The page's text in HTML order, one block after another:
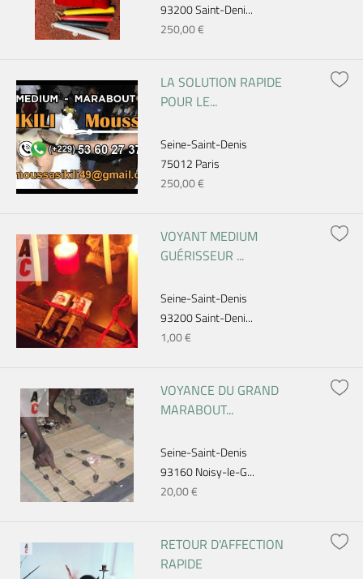
93200 Saint-Deni...
250,00 €
LA SOLUTION RAPIDE
POUR LE...
Seine-Saint-Denis
75012 Paris
250,00 €
VOYANT MEDIUM
GUÉRISSEUR ...
Seine-Saint-Denis
93200 Saint-Deni...
1,00 €
VOYANCE DU GRAND
MARABOUT...
Seine-Saint-Denis
93160 Noisy-le-G...
20,00 €
RETOUR D'AFFECTION
RAPIDE